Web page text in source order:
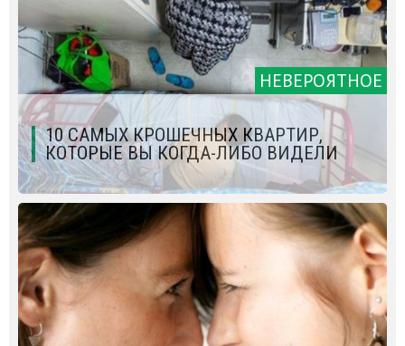
НЕВЕРОЯТНОЕ
10 САМЫХ КРОШЕЧНЫХ КВАРТИР,
КОТОРЫЕ ВЫ КОГДА-ЛИБО ВИДЕЛИ